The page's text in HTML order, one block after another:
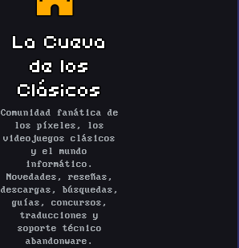
La Cueva
de los
Clásicos
Comunidad fanática de
los píxeles, los
videojuegos clásicos
y el mundo
informático.
Novedades, reseñas,
descargas, búsquedas,
guías, concursos,
traducciones y
soporte técnico
abandonware.